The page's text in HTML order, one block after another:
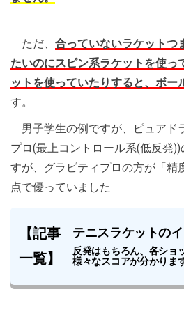
ただ、 合っていないラケットつ
たいのにスピン系ラケットを使っ
ットを使っていたりすると、ボー
す。
男子学生の例ですが、ピュアド
プロ(最上コントロール系(低反発
すが、グラビティプロの方が「精
点で優っていました
【記事
一覧】
テニスラケットの
反発はもちろん、各ショ
様々なスコアが分かります